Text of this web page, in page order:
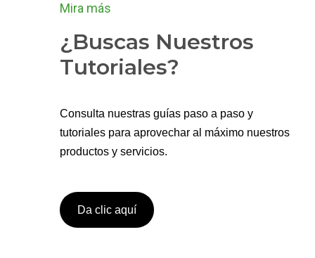
Mira más
¿Buscas Nuestros
Tutoriales?
Consulta nuestras guías paso a paso y
tutoriales para aprovechar al máximo nuestros
productos y servicios.
Da clic aquí